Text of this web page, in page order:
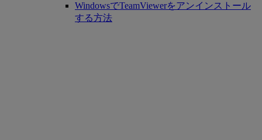
WindowsでTeamViewerをアンインストール
する方法